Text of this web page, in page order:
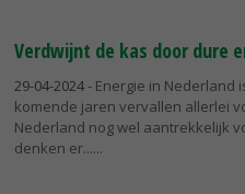
Verdwijnt de kas door dure
29-04-2024- Energie in Nederland
komende jaren vervallen allerlei
Nederland nog wel aantrekkelijk
denken er...